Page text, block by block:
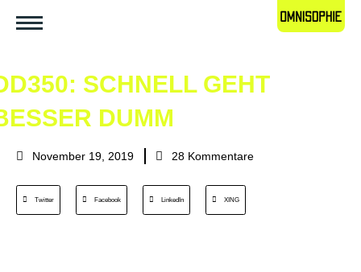
SCHNELL GEHT
DUMM
November 19, 2019 28 Kommentare
Twitter Facebook LinkedIn XING